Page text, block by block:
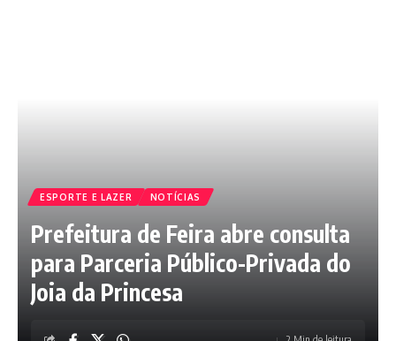
ESPORTE E LAZER NOTÍCIAS
Prefeitura de Feira abre consulta
para Parceria Público-Privada do
Joia da Princesa